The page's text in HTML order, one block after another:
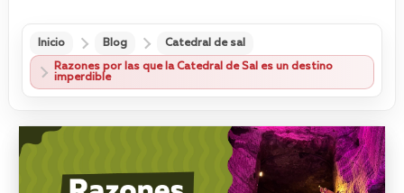
Inicio Blog Catedral de sal
Razones por las que la Catedral de Sal es un destino
imperdible